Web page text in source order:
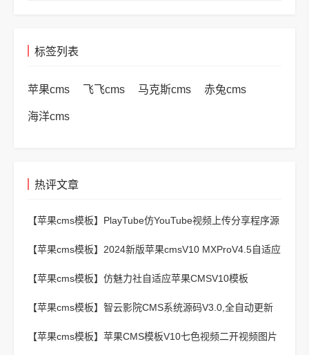
标签列表
苹果cms 飞飞cms 马克斯cms 赤兔cms
海洋cms
热评文章
【苹果cms模板】 PlayTube仿YouTube视频上传分享程序源
【苹果cms模板】 2024新版苹果cmsV10 MXProV4.5自适应
【苹果cms模板】 仿魅力社自适应苹果CMSV10模板
【苹果cms模板】 智云影院CMS系统源码V3.0,全自动更新
【苹果cms模板】 苹果CMS模板V10七色视频二开视频图片